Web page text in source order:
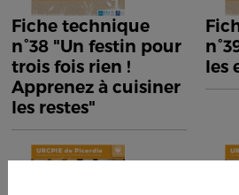
Fiche technique
n°38 "Un festin pour
trois fois rien !
Apprenez à cuisiner
les restes"
les